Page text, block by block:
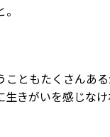
ともたくさんあ
きがいを感じな